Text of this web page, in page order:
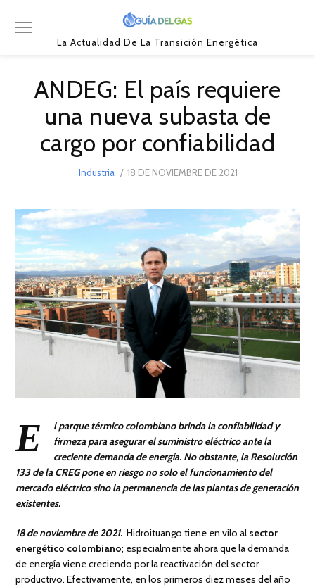
La Actualidad De La Transición Energética
ANDEG: El país requiere
una nueva subasta de
cargo por confiabilidad
Industria
POSTED
18 DE NOVIEMBRE DE 2021
DE
2021
E
l parque térmico colombiano brinda la confiabilidad y
firmeza para asegurar el suministro eléctrico ante la
creciente demanda de energía. No obstante, la Resolución
133 de la CREG pone en riesgo no solo el funcionamiento del
mercado eléctrico sino la permanencia de las plantas de generación
existentes.
18 de noviembre de 2021.Hidroituango tiene en vilo al sector
energético colombiano; especialmente ahora que la demanda
de energía viene creciendo por la reactivación del sector
productivo. Efectivamente, en los primeros diez meses del año